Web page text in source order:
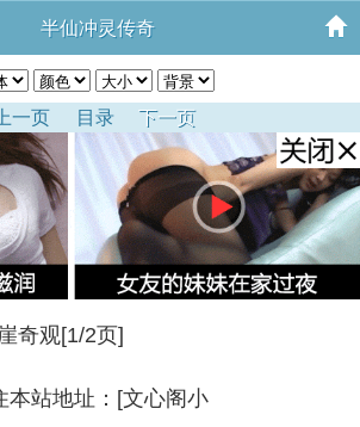
半仙冲灵传奇
上一页 目录 下一页
奇观[1/2页]
本站地址：[文心阁小